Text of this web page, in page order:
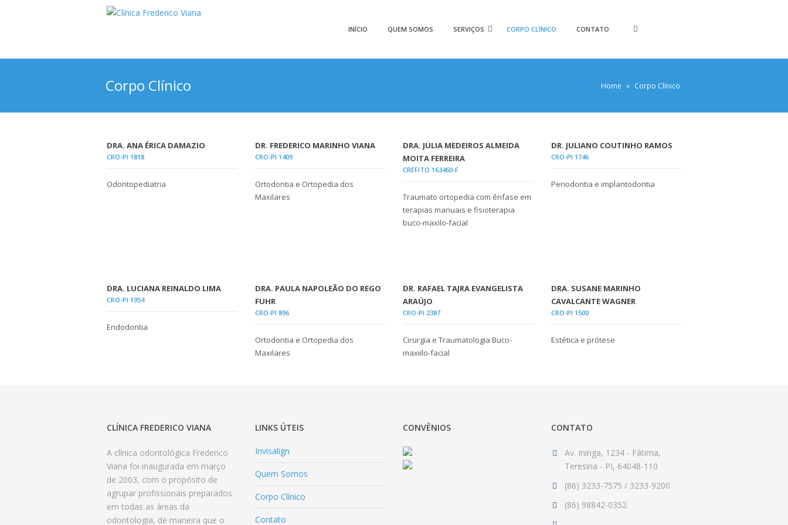
INÍCIO QUEM SOMOS SERVIÇOS CORPO CLÍNICO CONTATO
Corpo Clínico Home » Corpo Clínico
DRA. ANA ÉRICA DAMAZIO
CRO-PI 1818
Odontopediatria
DR. FREDERICO MARINHO VIANA
CRO-PI 1409
Ortodontia e Ortopedia dos
Maxilares
DRA. JULIA MEDEIROS ALMEIDA
MOITA FERREIRA
CREFITO 163460-F
Traumato ortopedia com ênfase em
terapias manuais e fisioterapia
buco-maxilo-facial
DR. JULIANO COUTINHO RAMOS
CRO-PI 1746
Periodontia e implantodontia
DRA. LUCIANA REINALDO LIMA
CRO-PI 1954
Endodontia
DRA. PAULA NAPOLEÃO DO REGO
FUHR
CRO-PI 896
Ortodontia e Ortopedia dos
Maxilares
DR. RAFAEL TAJRA EVANGELISTA
ARAÚJO
CRO-PI 2387
Cirurgia e Traumatologia Buco-
maxiilo-facial
DRA. SUSANE MARINHO
CAVALCANTE WAGNER
CRO-PI 1500
Estética e prótese
CLÍNICA FREDERICO VIANA
A clínica odontológica Frederico
Viana foi inaugurada em março
de 2003, com o propósito de
agrupar profissionais preparados
em todas as áreas da
odontologia, de maneira que o
LINKS ÚTEIS
Invisalign
Quem Somos
Corpo Clínico
Contato
CONVÊNIOS CONTATO
Av. Ininga, 1234 - Fátima,
Teresina - PI, 64048-110
(86) 3233-7575 / 3233-9200
(86) 98842-0352